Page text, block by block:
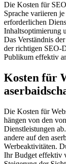
Die Kosten für
Sprache variieren
erforderlichen
Inhaltsoptimierung
Das Verständnis
der richtigen SEO-
Publikum effektiv
Kosten für
Die Kosten für
hängen von den
Dienstleistungen
andere auf den
Werbeaktivitäten.
Ihr Budget effektiv